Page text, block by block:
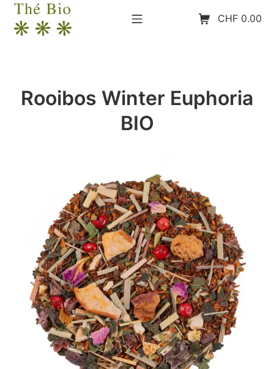
Aller
Menu mobilePanier d’achat
CHF 0.00
Rooibos Winter Euphoria
BIO